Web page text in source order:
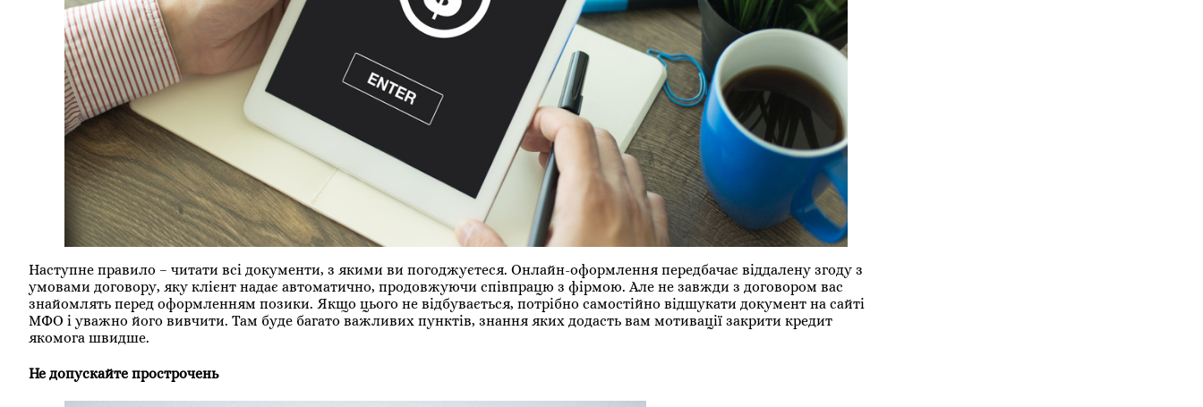
Наступне правило – читати всі документи, з якими ви погоджуєтеся. Онлайн-оформлення передбачає віддалену згоду з
умовами договору, яку клієнт надає автоматично, продовжуючи співпрацю з фірмою. Але не завжди з договором вас
знайомлять перед оформленням позики. Якщо цього не відбувається, потрібно самостійно відшукати документ на сайті
МФО і уважно його вивчити. Там буде багато важливих пунктів, знання яких додасть вам мотивації закрити кредит
якомога швидше.
Не допускайте прострочень